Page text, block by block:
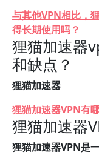
与其他VPN相比，
得长期使用吗？
狸猫加速器
和缺点？
狸猫加速器
狸猫加速器VPN有
狸猫加速器
狸猫加速器VPN是